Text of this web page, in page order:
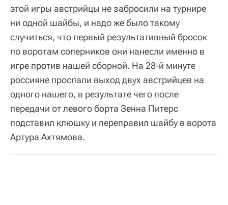
этой игры австрийцы не забросили на турнире
ни одной шайбы, и надо же было такому
случиться, что первый результативный бросок
по воротам соперников они нанесли именно в
игре против нашей сборной. На 28-й минуте
россияне проспали выход двух австрийцев на
одного нашего, в результате чего после
передачи от левого борта Зенна Питерс
подставил клюшку и переправил шайбу в ворота
Артура Ахтямова.